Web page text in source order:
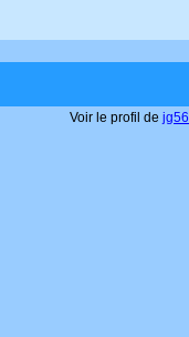
Voir le profil dejg56